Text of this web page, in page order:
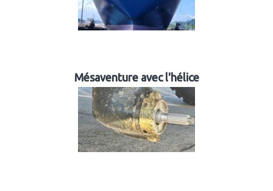
Mésaventure avec l'hélice